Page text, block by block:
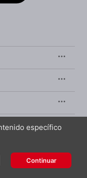
específico
Continuar